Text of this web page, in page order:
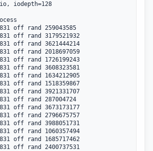
iodepth=128
off rand 259043585
off rand 3179521932
off rand 3621444214
off rand 2018697059
off rand 1726199243
off rand 3608323581
off rand 1634212905
off rand 1518359867
off rand 3921331707
off rand 287004724
off rand 3673173177
off rand 2796675757
off rand 3988051731
off rand 1060357494
off rand 1685717462
off rand 2400737531